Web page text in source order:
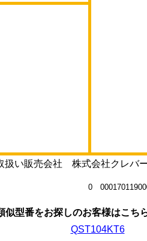
扱い販売会社 株式会社クレバ
0
似型番をお探しのお客様はこち
QST104KT6